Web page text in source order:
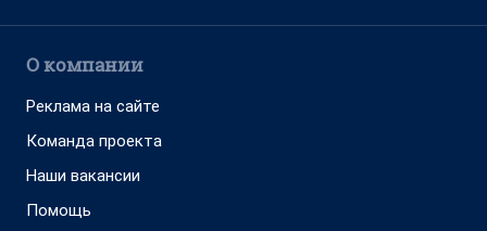
О компании
Реклама на сайте
Команда проекта
Наши вакансии
Помощь